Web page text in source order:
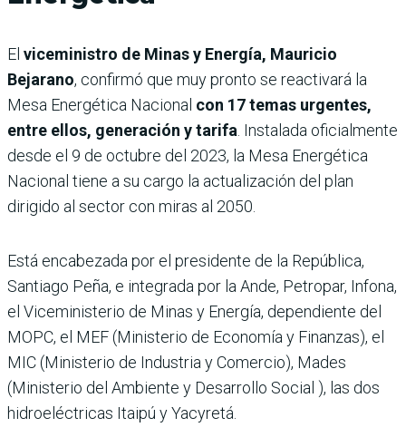
El viceministro de Minas y Energía, Mauricio
Bejarano, confirmó que muy pronto se reactivará la
Mesa Energética Nacional con 17 temas urgentes,
entre ellos, generación y tarifa. Instalada oficialmente
desde el 9 de octubre del 2023, la Mesa Energética
Nacional tiene a su cargo la actualización del plan
dirigido al sector con miras al 2050.
Está encabezada por el presidente de la República,
Santiago Peña, e integrada por la Ande, Petropar, Infona,
el Viceministerio de Minas y Energía, dependiente del
MOPC, el MEF (Ministerio de Economía y Finanzas), el
MIC (Ministerio de Industria y Comercio), Mades
(Ministerio del Ambiente y Desarrollo Social ), las dos
hidroeléctricas Itaipú y Yacyretá.